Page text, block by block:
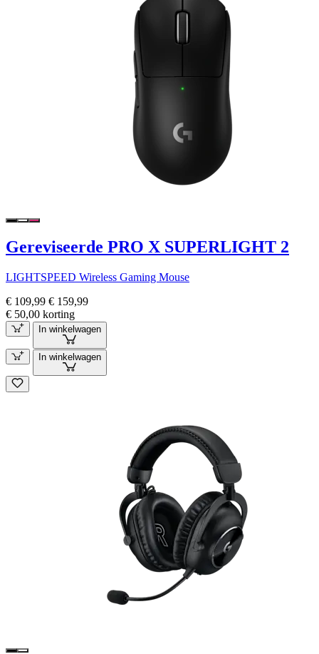
Gereviseerde PRO X SUPERLIGHT 2
LIGHTSPEED Wireless Gaming Mouse
€ 109,99 € 159,99
€ 50,00 korting
In winkelwagen
In winkelwagen